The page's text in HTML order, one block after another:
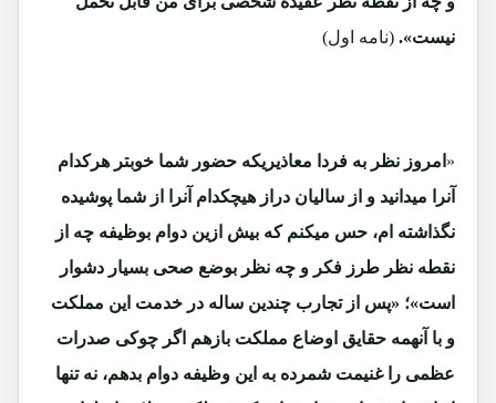
نیست». (نامه اول)
« امروز نظر به فردا معاذیریکه حضور شما خوبتر هرکدام
آنرا میدانید و از سالیان دراز هیچکدام آنرا از شما پوشیده
نگذاشته ام، حس میکنم که بیش ازین دوام بوظیفه چه از
نقطه نظر طرز فکر و چه نظر بوضع صحی بسیار دشوار
است»؛ «پس از تجارب چندین ساله در خدمت این مملکت
و با آنهمه حقایق اوضاع مملکت بازهم اگر چوکی صدرات
عظمی را غنیمت شمرده به این وظیفه دوام بدهم، نه تنها